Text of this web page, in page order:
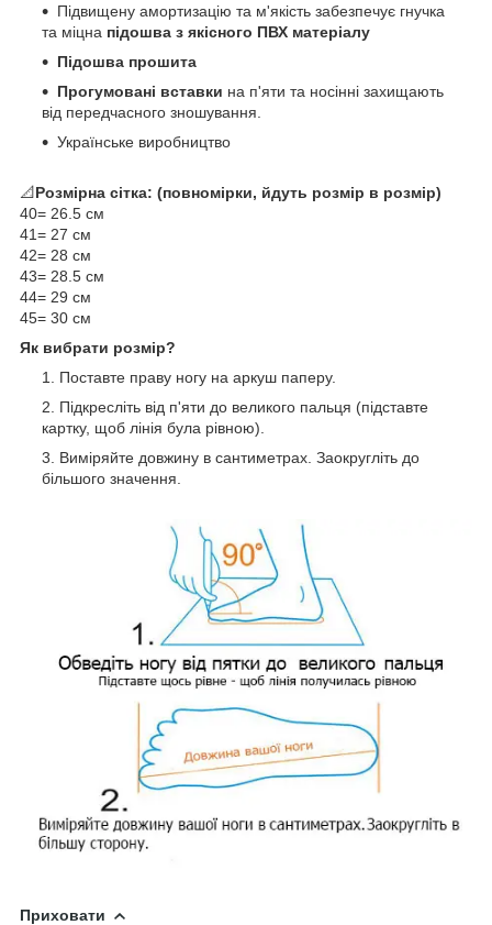
Підвищену амортизацію та м'якість забезпечує гнучка
та міцна підошва з якісного ПВХ матеріалу
Підошва прошита
Прогумовані вставки на п'яти та носінні захищають
від передчасного зношування.
Українське виробництво
📐Розмірна сітка: (повномірки, йдуть розмір в розмір)
40= 26.5 см
41= 27 см
42= 28 см
43= 28.5 см
44= 29 см
​45= 30 см
Як вибрати розмір?
Поставте праву ногу на аркуш паперу.
Підкресліть від п'яти до великого пальця (підставте
картку, щоб лінія була рівною).
Виміряйте довжину в сантиметрах. Заокругліть до
більшого значення.
Приховати